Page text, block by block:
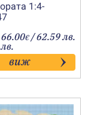
1:4-
66.00€Price
range:
32.00€
through
66.00€
/ 62.59 лв.
виж